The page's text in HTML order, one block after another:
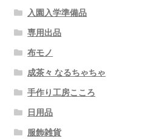
入園入学準備品
専用出品
布モノ
成茶々 なるちゃちゃ
手作り工房こころ
日用品
服飾雑貨